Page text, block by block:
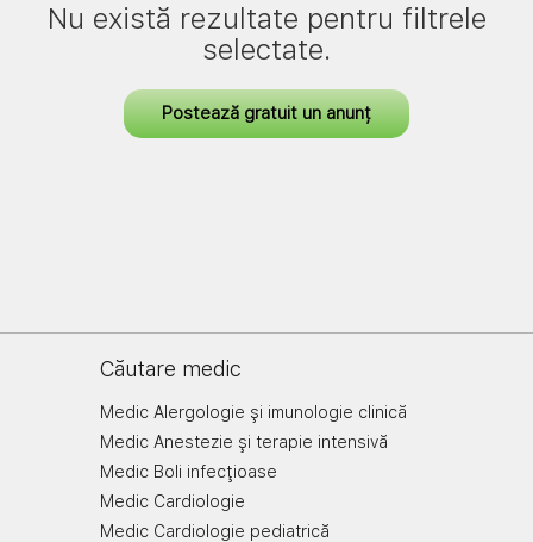
Nu există rezultate pentru filtrele
selectate.
Postează gratuit un anunț
Căutare medic
Medic Alergologie şi imunologie clinică
Medic Anestezie şi terapie intensivă
Medic Boli infecţioase
Medic Cardiologie
Medic Cardiologie pediatrică